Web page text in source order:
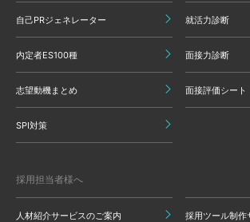
自己PRジェネレーター 就活力診断
内定者ES100種 面接力診断
志望動機まとめ 面接評価シート
SPI対策
採用担当者様へ
人材紹介サービスのご案内 採用ツール制作